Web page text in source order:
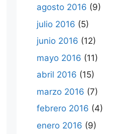
agosto 2016 (9)
julio 2016 (5)
junio 2016 (12)
mayo 2016 (11)
abril 2016 (15)
marzo 2016 (7)
febrero 2016 (4)
enero 2016 (9)